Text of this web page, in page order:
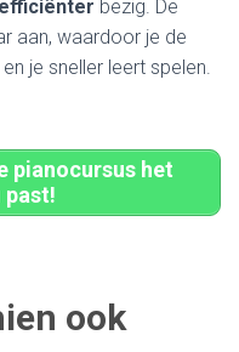
efficiënter bezig. De
aan, waardoor je de
je sneller leert spelen.
pianocursus het
past!
ook